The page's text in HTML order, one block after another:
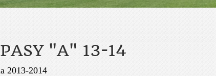
"A" 13-14
2013-2014